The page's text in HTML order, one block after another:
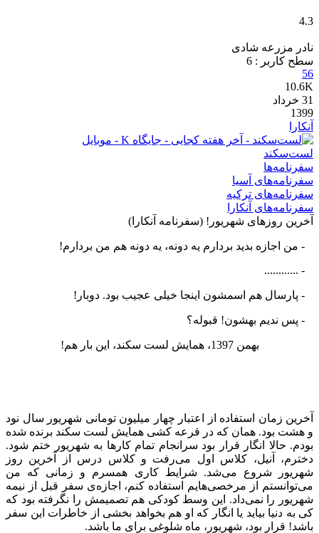
4.3
نادر مزرعه شادی
سطح کاربر : 6
56
10.6K
31 خرداد
1399
آنکارا
لست‌سکند
سفرنامه‌ها
سفرنامه‌های آسیا
سفرنامه‌های ترکیه
سفرنامه‌های آنکارا
آخرین روزهای شهریور! (سفرنامه آنکارا)
- من اجازه بدید بردارم یه دونه، یه دونه هم من بردارم!
- ............
- پارسال هم اسمشون اینجا خیلی عجیب بود. دوبار!
- پس ندیم بهشون! قبوله؟
بهمن 1397، همایش لست سکند، این‌ بار هم!
آخرین زمان استفاده از اعتبار چهار میلیون تومانی شهریور سال نود
و هشت بود. همان که در قرعه کشی همایش لست سکند برنده شده
بودم. حالا انگار قرار بود سرانجام تمام کارها به شهریور ختم شود.
دخترم‌، آنیل، کلاس اول می‌رفت و کلاس درس از آخرین روز
شهریور شروع می‌شد. شرایط کاری‌ همسرم و زمانی که من
می‌توانستم از مرخصی‌هایم استفاده کنم، اجازه‌ی سفر قبل از نیمه
شهریور را نمی‌داد. این وسط کودکی هم تصمیمش را نگرفته بود که
کی به دنیا بیاید یا انگار که او هم بخواهد بخشی از خاطرات این سفر
باشد! قرار بود، شهریور، ماه شلوغی برای ‌ما باشد.